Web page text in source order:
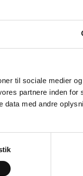
til sociale medier
partnere inden for
med andre